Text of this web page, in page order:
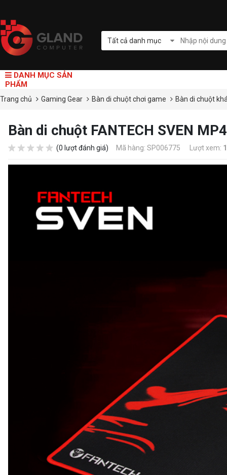
Tất cả danh mục
DANH MỤC SẢN
PHẨM
Trang chủ Gaming Gear Bàn di chuột chơi game Bàn di chuột
Bàn di chuột FANTECH SVEN
(0 lượt đánh giá) Mã hàng: SP006775 Lượt xem: